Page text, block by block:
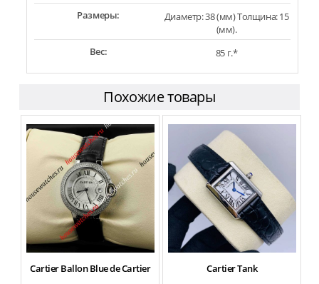
Размеры:
Диаметр: 38 (мм) Толщина: 15
(мм).
Вес:
85 г.*
Похожие товары
Cartier Ballon Blue de Cartier Cartier Tank